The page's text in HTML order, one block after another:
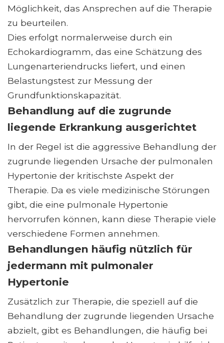
Möglichkeit, das Ansprechen auf die Therapie
zu beurteilen.
Dies erfolgt normalerweise durch ein
Echokardiogramm, das eine Schätzung des
Lungenarteriendrucks liefert, und einen
Belastungstest zur Messung der
Grundfunktionskapazität.
Behandlung auf die zugrunde
liegende Erkrankung ausgerichtet
In der Regel ist die aggressive Behandlung der
zugrunde liegenden Ursache der pulmonalen
Hypertonie der kritischste Aspekt der
Therapie. Da es viele medizinische Störungen
gibt, die eine pulmonale Hypertonie
hervorrufen können, kann diese Therapie viele
verschiedene Formen annehmen.
Behandlungen häufig nützlich für
jedermann mit pulmonaler
Hypertonie
Zusätzlich zur Therapie, die speziell auf die
Behandlung der zugrunde liegenden Ursache
abzielt, gibt es Behandlungen, die häufig bei